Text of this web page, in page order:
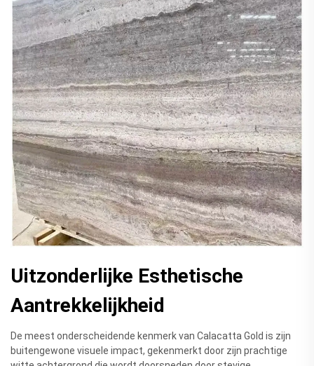
Uitzonderlijke Esthetische
Aantrekkelijkheid
De meest onderscheidende kenmerk van Calacatta Gold is zijn
buitengewone visuele impact, gekenmerkt door zijn prachtige